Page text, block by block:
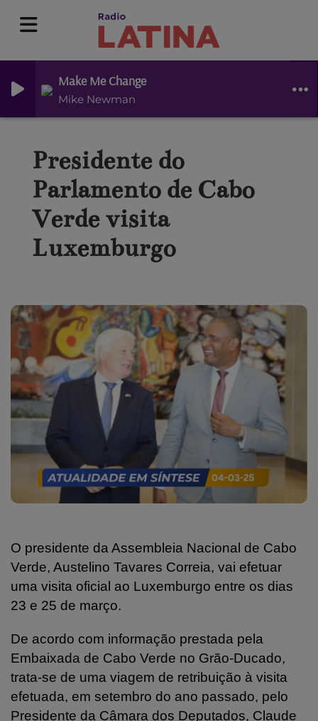
Make Me Change
Mike Newman
Presidente do
Parlamento de Cabo
Verde visita
Luxemburgo
O presidente da Assembleia Nacional de Cabo
Verde, Austelino Tavares Correia, vai efetuar
uma visita oficial ao Luxemburgo entre os dias
23 e 25 de março.
De acordo com informação prestada pela
Embaixada de Cabo Verde no Grão-Ducado,
trata-se de uma viagem de retribuição à visita
efetuada, em setembro do ano passado, pelo
Presidente da Câmara dos Deputados, Claude